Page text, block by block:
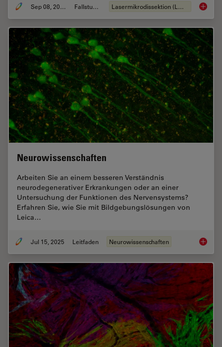
Sep 08, 2025 Fallstudie Lasermikrodissektion (LMD) A
Neurowissenschaften
Arbeiten Sie an einem besseren Verständnis
neurodegenerativer Erkrankungen oder an einer
Untersuchung der Funktionen des Nervensystems?
Erfahren Sie, wie Sie mit Bildgebungslösungen von
Leica…
Jul 15, 2025 Leitfaden Neurowissenschaften